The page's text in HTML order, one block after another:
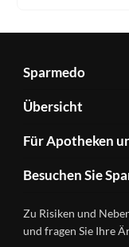
Sparmedo
Über
Sparmedo
FAQ
Kontakt
Datenschutz
Übersicht
Herstellerverzeichnis
Produkte
A-
Ratgeber
Wirkstoffe
Für Apotheken
&
Händlerlogin
Besuchen Sie
Instagram
Zu Risiken und
und fragen Sie Ihre